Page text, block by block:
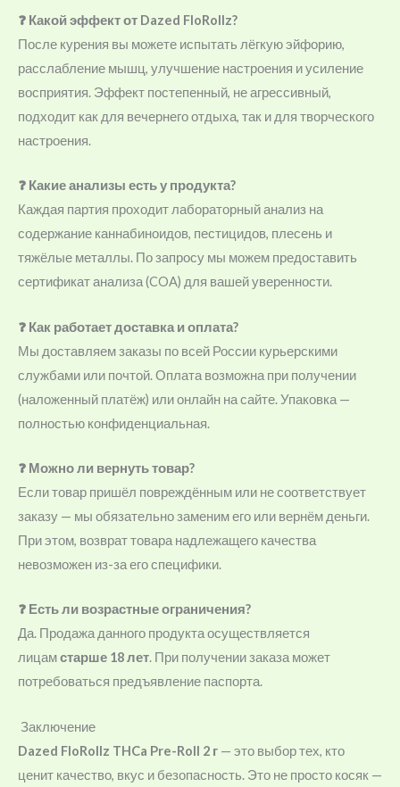
❓ Какой эффект от Dazed FloRollz?
После курения вы можете испытать лёгкую эйфорию,
расслабление мышц, улучшение настроения и усиление
восприятия. Эффект постепенный, не агрессивный,
подходит как для вечернего отдыха, так и для творческого
настроения.
❓ Какие анализы есть у продукта?
Каждая партия проходит лабораторный анализ на
содержание каннабиноидов, пестицидов, плесень и
тяжёлые металлы. По запросу мы можем предоставить
сертификат анализа (COA) для вашей уверенности.
❓ Как работает доставка и оплата?
Мы доставляем заказы по всей России курьерскими
службами или почтой. Оплата возможна при получении
(наложенный платёж) или онлайн на сайте. Упаковка —
полностью конфиденциальная.
❓ Можно ли вернуть товар?
Если товар пришёл повреждённым или не соответствует
заказу — мы обязательно заменим его или вернём деньги.
При этом, возврат товара надлежащего качества
невозможен из-за его специфики.
❓ Есть ли возрастные ограничения?
Да. Продажа данного продукта осуществляется
лицамстарше 18 лет. При получении заказа может
потребоваться предъявление паспорта.
Заключение
Dazed FloRollz THCa Pre-Roll 2 г — это выбор тех, кто
ценит качество, вкус и безопасность. Это не просто косяк —